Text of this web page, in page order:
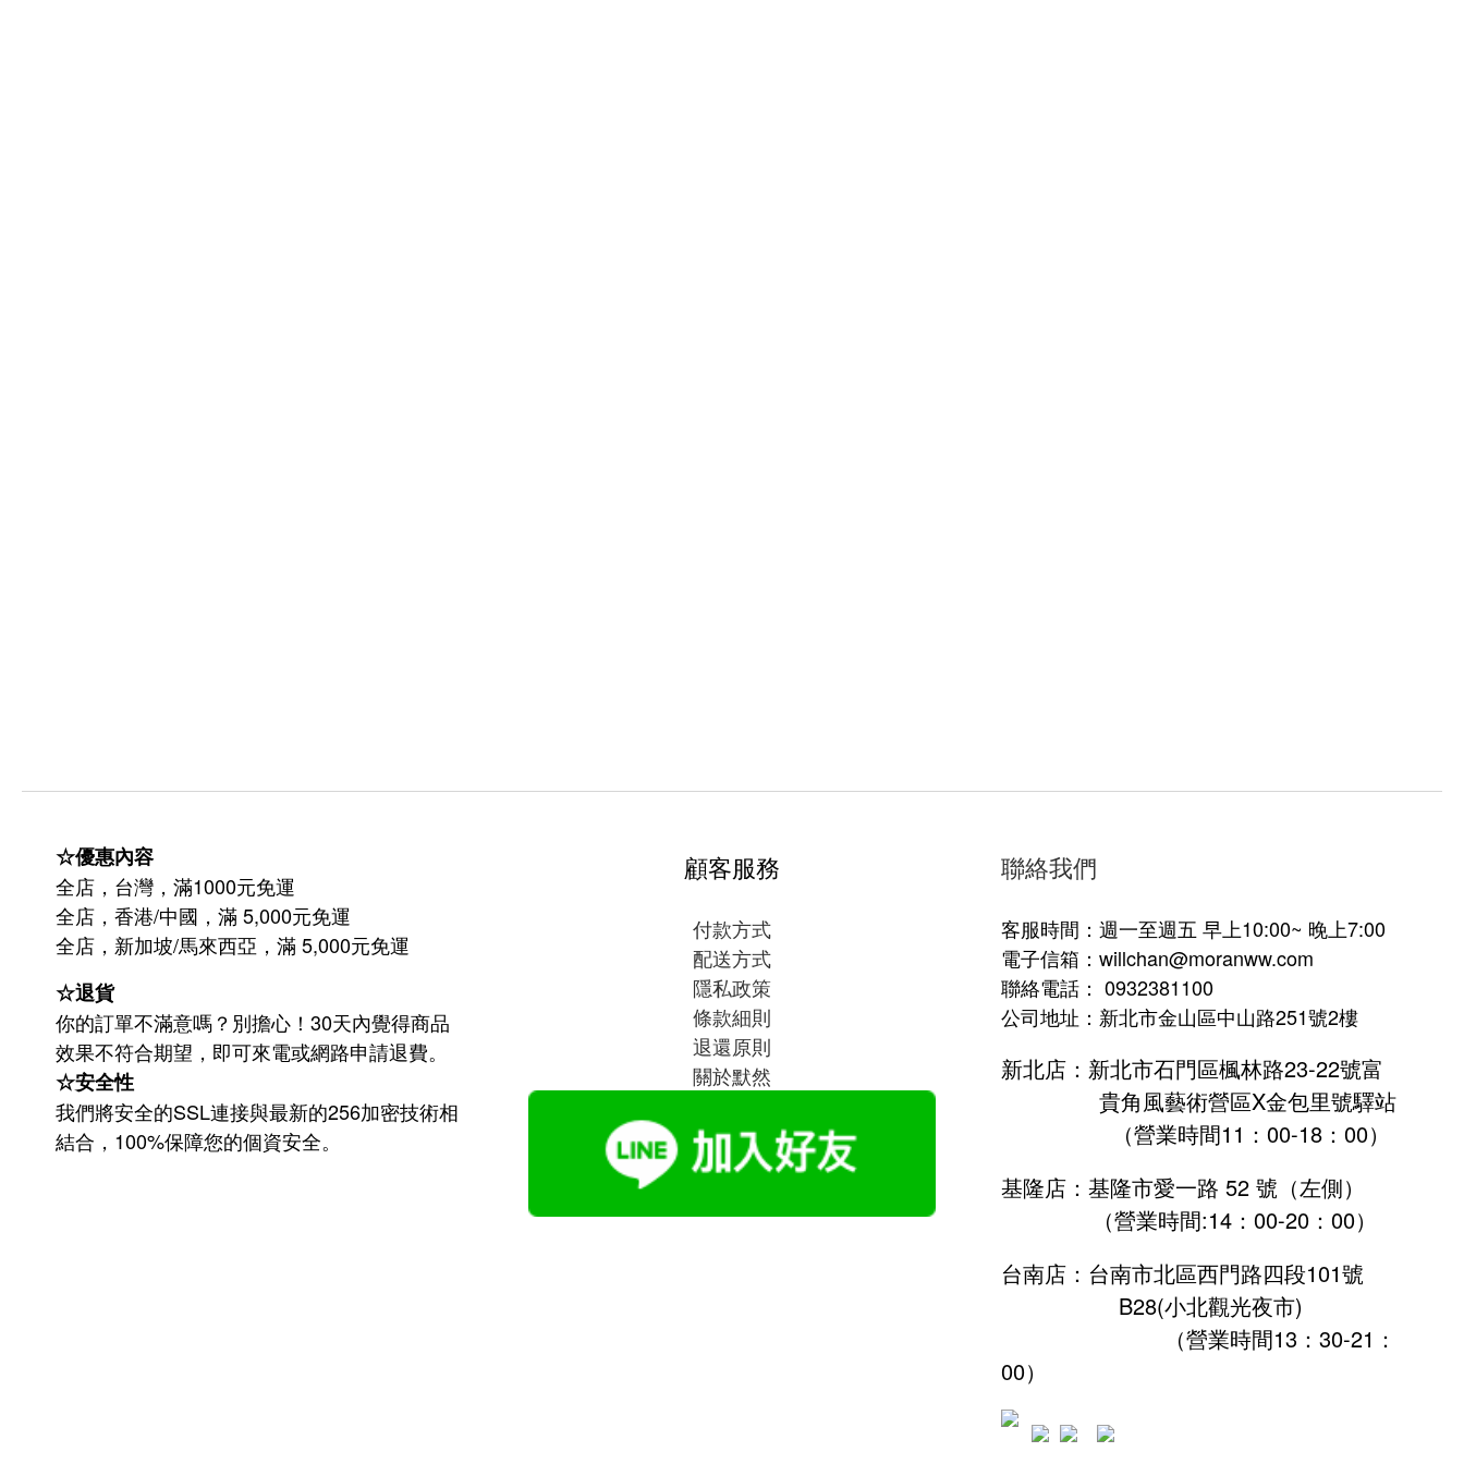
☆優惠內容
全店，台灣，滿1000元免運
全店，香港/中國，滿 5,000元免運
全店，新加坡/馬來西亞，滿 5,000元免運
☆退貨
你的訂單不滿意嗎？別擔心！30天內覺得商品
效果不符合期望，即可來電或網路申請退費。
☆安全性
我們將安全的SSL連接與最新的256加密技術相
結合，100%保障您的個資安全。
顧客服務
付款方式
配送方式
隱私政策
條款細則
退還原則
關於默然
聯絡我們
客服時間：週一至週五 早上10:00~ 晚上7:00
電子信箱：willchan@moranww.com
聯絡電話： 0932381100
公司地址：新北市金山區中山路251號2樓
新北店：新北市石門區楓林路23-22號富
貴角風藝術營區X金包里號驛站
（營業時間11：00-18：00）
基隆店：基隆市愛一路 52 號（左側）
（營業時間:14：00-20：00）
台南店：台南市北區西門路四段101號
B28(小北觀光夜市)
（營業時間13：30-21：
00）